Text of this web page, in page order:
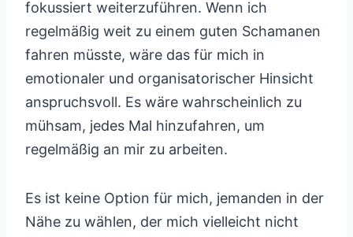
fokussiert weiterzuführen. Wenn ich
regelmäßig weit zu einem guten Schamanen
fahren müsste, wäre das für mich in
emotionaler und organisatorischer Hinsicht
anspruchsvoll. Es wäre wahrscheinlich zu
mühsam, jedes Mal hinzufahren, um
regelmäßig an mir zu arbeiten.
Es ist keine Option für mich, jemanden in der
Nähe zu wählen, der mich vielleicht nicht